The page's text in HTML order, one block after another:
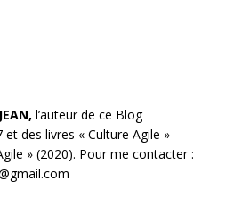
l’auteur de ce Blog
et des livres « Culture Agile »
» (2020). Pour me contacter :